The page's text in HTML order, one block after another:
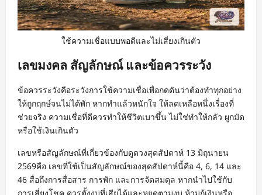
ใช้ความเชื่อแบบพอดีและไม่เสี่ยงเกินตัว
เลขมงคล สัญลักษณ์ และข้อควรระวัง
ข้อควรระวังคือระวังการใช้ความเชื่อเพื่อกดดันว่าต้องทำทุกอย่าง
ให้ถูกฤกษ์จนไม่ได้พัก หากทำแล้วหนักใจ ให้ลดเหลือหนึ่งเรื่องที่
ช่วยจริง ความเชื่อที่ดีควรทำให้ชีวิตเบาขึ้น ไม่ใช่ทำให้กลัว ผูกมัด
หรือใช้เงินเกินตัว
เลขหรือสัญลักษณ์ที่เกี่ยวข้องกับดูดวงสุดสัปดาห์ 13 มิถุนายน
2569คือ เลขที่ใช้เป็นสัญลักษณ์ของสุดสัปดาห์นี้คือ 4, 6, 14 และ
46 สื่อถึงการสื่อสาร การพัก และการจัดสมดุล หากนำไปใช้กับ